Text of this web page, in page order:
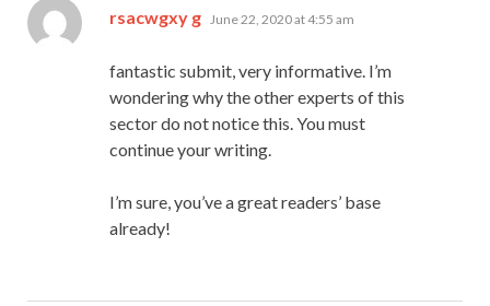
rsacwgxy g says:
June 22, 2020 at 4:55 am
fantastic submit, very informative. I’m
wondering why the other experts of this
sector do not notice this. You must
continue your writing.
I’m sure, you’ve a great readers’ base
already!